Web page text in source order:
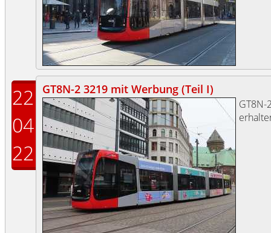
22
04
22
GT8N-2 3219 mit Werbung (Teil I)